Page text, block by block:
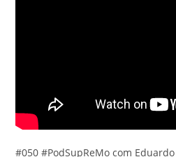
#050 #PodSupReMo com